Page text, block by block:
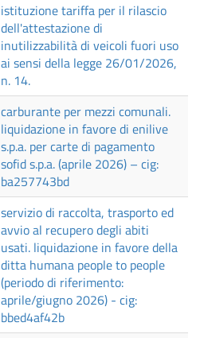
istituzione tariffa per il rilascio
dell'attestazione di
inutilizzabilità di veicoli fuori uso
ai sensi della legge 26/01/2026,
n. 14.
carburante per mezzi comunali.
liquidazione in favore di enilive
s.p.a. per carte di pagamento
sofid s.p.a. (aprile 2026) – cig:
ba257743bd
servizio di raccolta, trasporto ed
avvio al recupero degli abiti
usati. liquidazione in favore della
ditta humana people to people
(periodo di riferimento:
aprile/giugno 2026) - cig:
bbed4af42b